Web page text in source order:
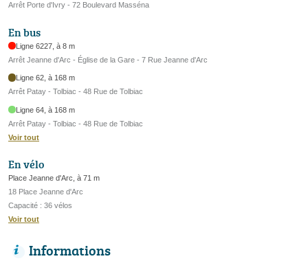
Arrêt Porte d'Ivry - 72 Boulevard Masséna
En bus
Ligne 6227, à 8 m
Arrêt Jeanne d'Arc - Église de la Gare - 7 Rue Jeanne d'Arc
Ligne 62, à 168 m
Arrêt Patay - Tolbiac - 48 Rue de Tolbiac
Ligne 64, à 168 m
Arrêt Patay - Tolbiac - 48 Rue de Tolbiac
Voir tout
En vélo
Place Jeanne d'Arc, à 71 m
18 Place Jeanne d'Arc
Capacité : 36 vélos
Voir tout
Informations